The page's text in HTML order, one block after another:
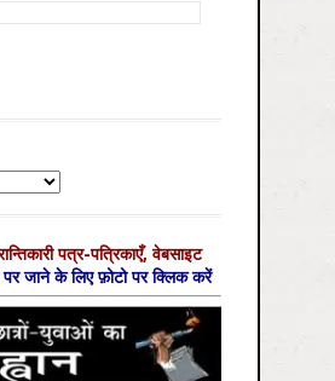
पत्र-पत्रिकाएँ, वेबसाइट
पर जाने के लिए फ़ोटो पर क्लिक करें